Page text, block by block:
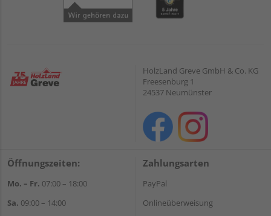
HolzLand Greve GmbH & Co. KG
Freesenburg 1
24537 Neumünster
Öffnungszeiten:
Mo. – Fr. 07:00 – 18:00
Sa. 09:00 – 14:00
Zahlungsarten
PayPal
Onlineüberweisung